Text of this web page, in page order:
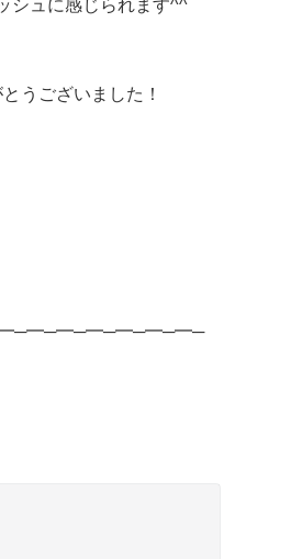
シュに感じられます^^
うございました！